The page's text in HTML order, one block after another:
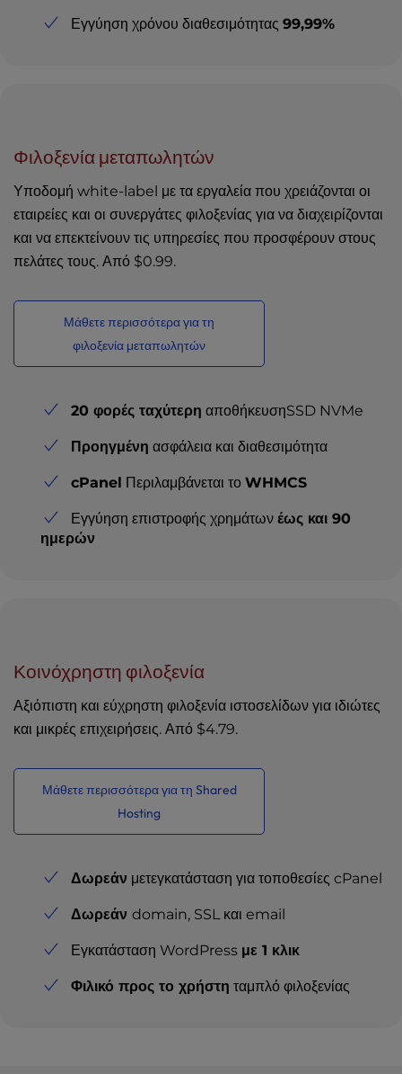
Εγγύηση χρόνου διαθεσιμότητας 99,99%
Φιλοξενία μεταπωλητών
Υποδομή white-label με τα εργαλεία που χρειάζονται οι
εταιρείες και οι συνεργάτες φιλοξενίας για να διαχειρίζονται
και να επεκτείνουν τις υπηρεσίες που προσφέρουν στους
πελάτες τους. Από $0.99.
Μάθετε περισσότερα για τη
φιλοξενία μεταπωλητών
20 φορές ταχύτερη αποθήκευσηSSD NVMe
Προηγμένη ασφάλεια και διαθεσιμότητα
cPanel Περιλαμβάνεται το WHMCS
Εγγύηση επιστροφής χρημάτων έως και 90
ημερών
Κοινόχρηστη φιλοξενία
Αξιόπιστη και εύχρηστη φιλοξενία ιστοσελίδων για ιδιώτες
και μικρές επιχειρήσεις. Από $4.79.
Μάθετε περισσότερα για τη Shared
Hosting
Δωρεάν μετεγκατάσταση για τοποθεσίες cPanel
Δωρεάν domain, SSL και email
Εγκατάσταση WordPress με 1 κλικ
Φιλικό προς το χρήστη ταμπλό φιλοξενίας